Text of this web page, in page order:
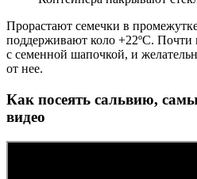
Прорастают семечки в
поддерживают коло +22ºС. Почти
с семенной шапочкой, и
от нее.
Как посеять сальвию,
видео